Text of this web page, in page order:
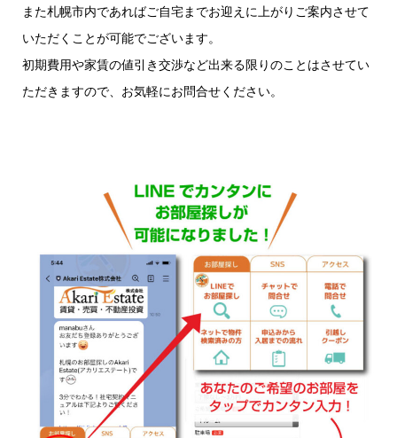
また札幌市内であればご自宅までお迎えに上がりご案内させて
いただくことが可能でございます。
初期費用や家賃の値引き交渉など出来る限りのことはさせてい
ただきますので、お気軽にお問合せください。